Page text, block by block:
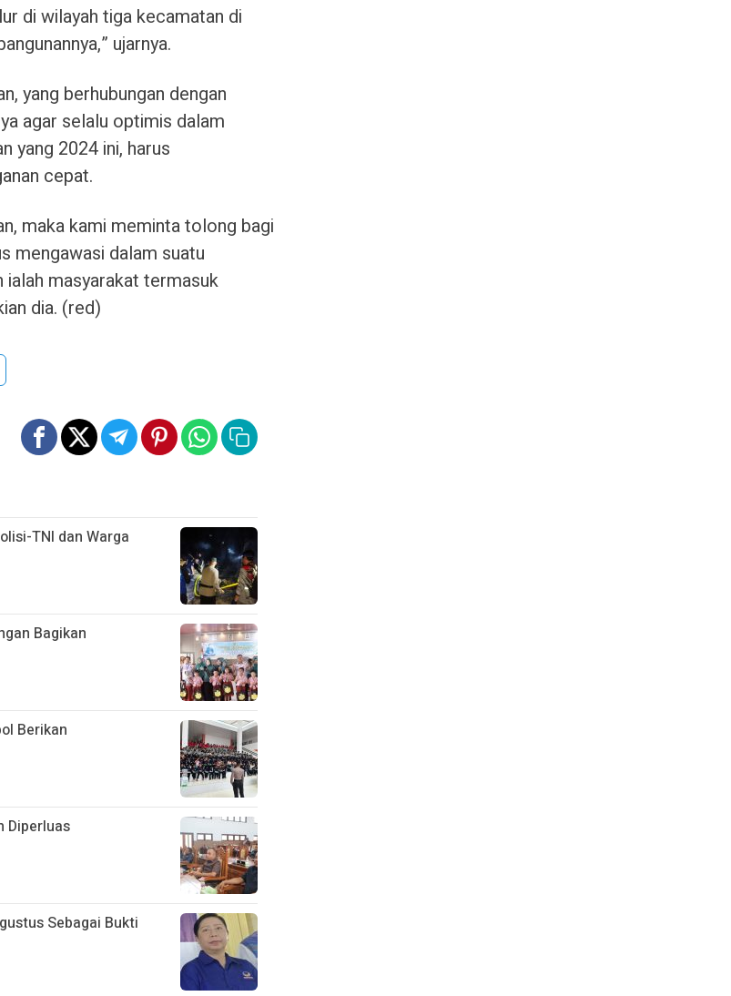
di wilayah tiga kecamatan di
ujarnya.
yang berhubungan dengan
agar selalu optimis dalam
yang 2024 ini, harus
cepat.
maka kami meminta tolong bagi
mengawasi dalam suatu
ialah masyarakat termasuk
dia. (red)
TNI dan Warga
Bagikan
Berikan
Diperluas
Sebagai Bukti